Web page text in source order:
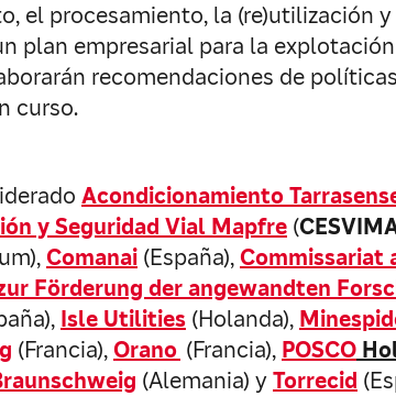
el procesamiento, la (re)utilización
plan empresarial para la
recomendaciones de
curso.
Acondicionamiento
y Seguridad Vial Mapfre (
Comanai (España),Commissariat
Förderung der angewandten
Isle Utilities (Holanda),
(Francia),Orano (Francia), POSCO
(Alemania) yTorrecid